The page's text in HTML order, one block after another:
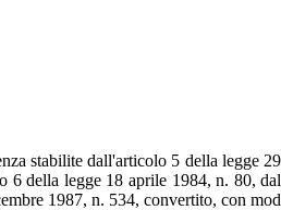
stabilite dall'articolo 5 della legge
della legge 18 aprile 1984, n. 80,
1987, n. 534, convertito, con